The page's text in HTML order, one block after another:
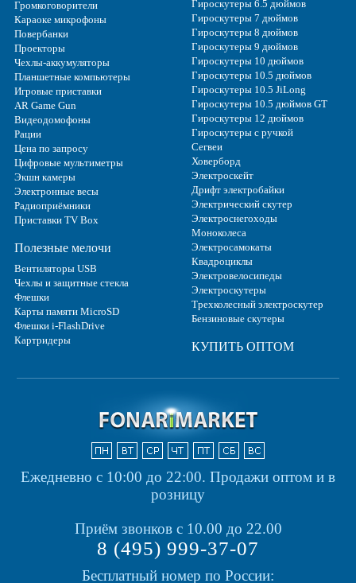
Громкоговорители
Караоке микрофоны
Повербанки
Проекторы
Чехлы-аккумуляторы
Планшетные компьютеры
Игровые приставки
AR Game Gun
Видеодомофоны
Рации
Цена по запросу
Цифровые мультиметры
Экшн камеры
Электронные весы
Радиоприёмники
Приставки TV Box
Полезные мелочи
Вентиляторы USB
Чехлы и защитные стекла
Флешки
Карты памяти MicroSD
Флешки i-FlashDrive
Картридеры
Гироскутеры 6.5 дюймов
Гироскутеры 7 дюймов
Гироскутеры 8 дюймов
Гироскутеры 9 дюймов
Гироскутеры 10 дюймов
Гироскутеры 10.5 дюймов
Гироскутеры 10.5 JiLong
Гироскутеры 10.5 дюймов GT
Гироскутеры 12 дюймов
Гироскутеры с ручкой
Сегвеи
Ховерборд
Электроскейт
Дрифт электробайки
Электрический скутер
Электроснегоходы
Моноколеса
Электросамокаты
Квадроциклы
Электровелосипеды
Электроскутеры
Трехколесный электроскутер
Бензиновые скутеры
КУПИТЬ ОПТОМ
Ежедневно с 10:00 до 22:00. Продажи оптом и в
розницу
Приём звонков с 10.00 до 22.00
8 (495) 999-37-07
Бесплатный номер по России: